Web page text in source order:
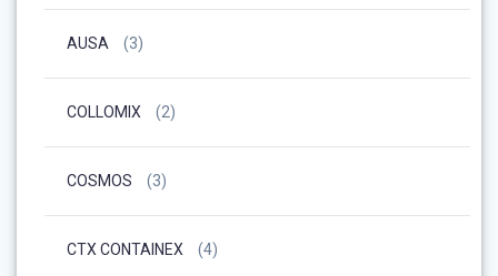
AUSA (3)
COLLOMIX (2)
COSMOS (3)
CTX CONTAINEX (4)